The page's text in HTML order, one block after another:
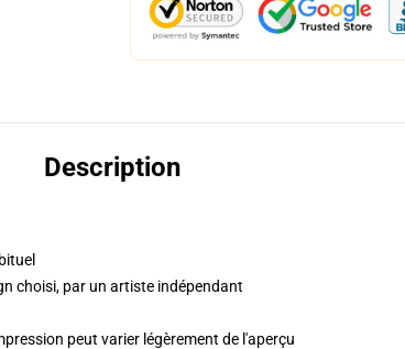
Description
choisi, par un artiste indépendant
peut varier légèrement de l'aperçu